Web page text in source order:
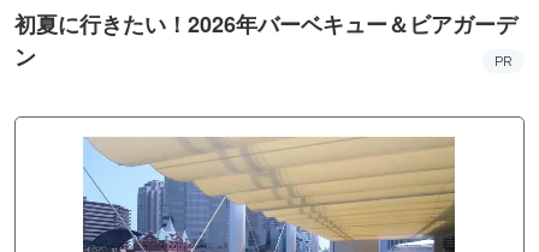
初夏に行きたい！2026年バーベキュー＆ビアガーデ
ン
PR